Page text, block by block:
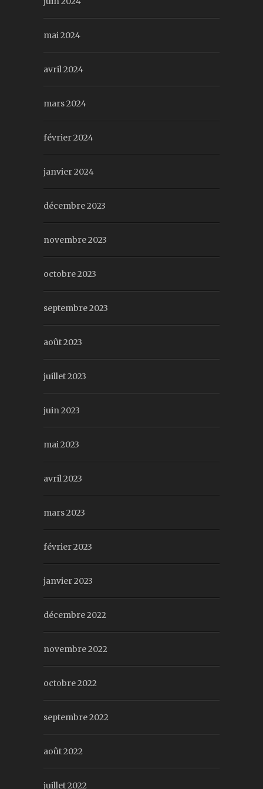
mai 2024
avril 2024
mars 2024
février 2024
janvier 2024
décembre 2023
novembre 2023
octobre 2023
septembre 2023
août 2023
juillet 2023
juin 2023
mai 2023
avril 2023
mars 2023
février 2023
janvier 2023
décembre 2022
novembre 2022
octobre 2022
septembre 2022
août 2022
juillet 2022